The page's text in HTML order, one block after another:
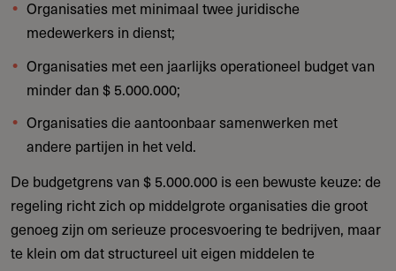
Organisaties met minimaal twee juridische
medewerkers in dienst;
Organisaties met een jaarlijks operationeel budget van
minder dan $ 5.000.000;
Organisaties die aantoonbaar samenwerken met
andere partijen in het veld.
De budgetgrens van $ 5.000.000 is een bewuste keuze: de
regeling richt zich op middelgrote organisaties die groot
genoeg zijn om serieuze procesvoering te bedrijven, maar
te klein om dat structureel uit eigen middelen te